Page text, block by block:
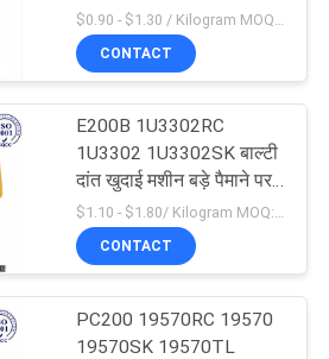
CONTACT
E200B 1U3302RC
1U3302 1U3302SK बाल्टी
दांत खुदाई मशीन बड़े पैमाने पर
उत्पादन
$1.10 - $1.80/ Kilogram MOQ:100 Kilogram/Kilograms
CONTACT
PC200 19570RC 19570
19570SK 19570TL